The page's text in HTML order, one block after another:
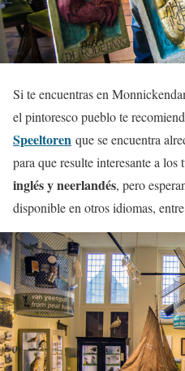
Si te encuentras en
el pintoresco pueblo te
Speeltoren que se encuentra
para que resulte interesante a los
inglés y neerlandés, pero
disponible en otros idiomas,